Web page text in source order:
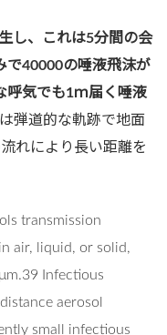
し、これは5分間の会
で40000の唾液飛沫が
呼気でも1ｍ届く唾液
弾道的な軌跡で地面
れにより長い距離を
transmission
air, liquid, or solid,
Infectious
aerosol
small infectious